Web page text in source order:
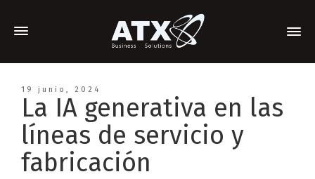
19 junio, 2024
La IA generativa en las
líneas de servicio y
fabricación